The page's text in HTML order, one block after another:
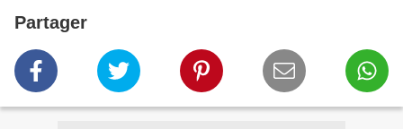
Partager